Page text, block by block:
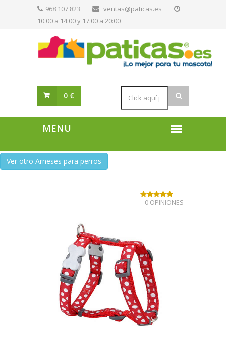
968 107 823
ventas@paticas.es
10:00 a 14:00 y 17:00 a 20:00
0 €
Ver otro Arneses para perros
0 OPINIONES